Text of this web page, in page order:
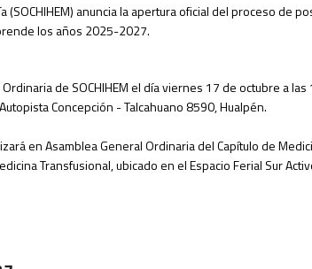
anuncia la apertura oficial del proceso de
los años 2025-2027.
de SOCHIHEM el día viernes 17 de octubre a
Concepción - Talcahuano 8590, Hualpén.
en Asamblea General Ordinaria del Capítulo de
Transfusional, ubicado en el Espacio Ferial Sur